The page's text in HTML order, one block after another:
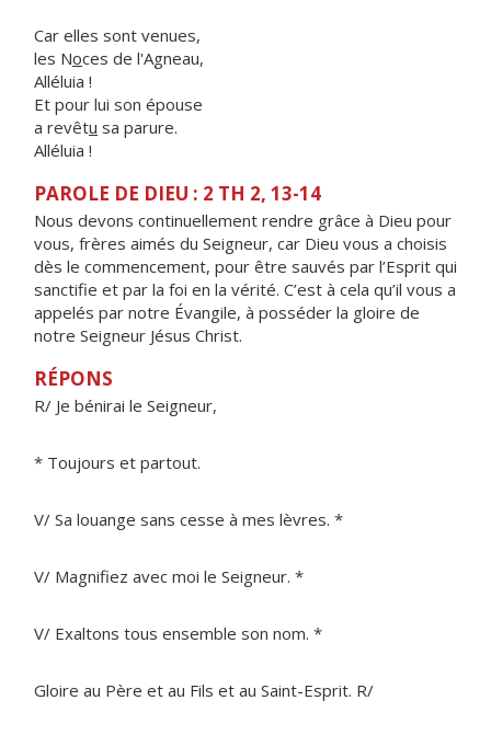
Car elles sont venues,
les Noces de l'Agneau,
Alléluia !
Et pour lui son épouse
a revêtu sa parure.
Alléluia !
PAROLE DE DIEU : 2 TH 2, 13-14
Nous devons continuellement rendre grâce à Dieu pour
vous, frères aimés du Seigneur, car Dieu vous a choisis
dès le commencement, pour être sauvés par l’Esprit qui
sanctifie et par la foi en la vérité. C’est à cela qu’il vous a
appelés par notre Évangile, à posséder la gloire de
notre Seigneur Jésus Christ.
RÉPONS
R/ Je bénirai le Seigneur,
* Toujours et partout.
V/ Sa louange sans cesse à mes lèvres. *
V/ Magnifiez avec moi le Seigneur. *
V/ Exaltons tous ensemble son nom. *
Gloire au Père et au Fils et au Saint-Esprit. R/